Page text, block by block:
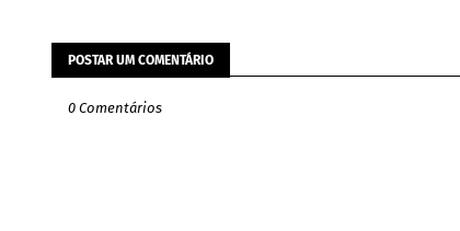
POSTAR UM COMENTÁRIO
0 Comentários